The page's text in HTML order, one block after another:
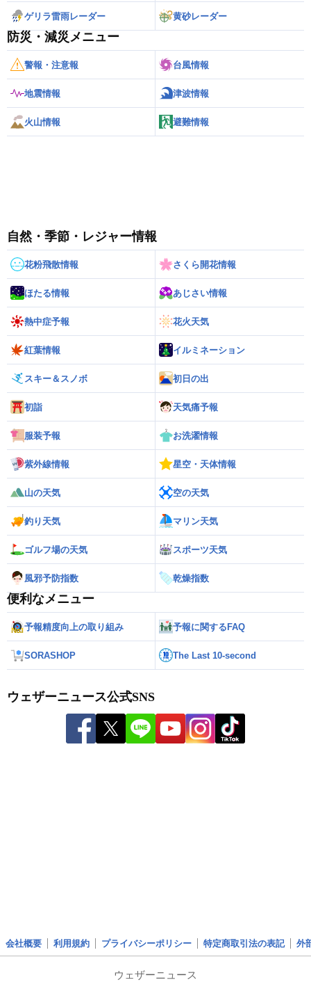
ゲリラ雷雨レーダー 黄砂レーダー
防災・減災メニュー
警報・注意報 台風情報
地震情報 津波情報
火山情報 避難情報
自然・季節・レジャー情報
花粉飛散情報 さくら開花情報
ほたる情報 あじさい情報
熱中症予報 花火天気
紅葉情報 イルミネーション
スキー＆スノボ 初日の出
初詣 天気痛予報
服装予報 お洗濯情報
紫外線情報 星空・天体情報
山の天気 空の天気
釣り天気 マリン天気
ゴルフ場の天気 スポーツ天気
風邪予防指数 乾燥指数
便利なメニュー
予報精度向上の取り組み 予報に関するFAQ
SORASHOP The Last 10-second
ウェザーニュース公式SNS
会社概要 利用規約 プライバシーポリシー 特定商取引法の表記 外
ウェザーニュース